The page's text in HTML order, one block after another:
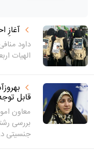
آغازِ
داود
الهیات
قابل
معاون
بررسی
جنسیتی